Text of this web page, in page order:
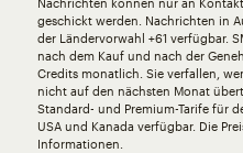
geschickt werden. Nachrichten in
der Ländervorwahl +61 verfügbar.
nach dem Kauf und nach der
Credits monatlich. Sie verfallen,
nicht auf den nächsten Monat
Standard- und Premium-Tarife für
USA und Kanada verfügbar. Die
Informationen.